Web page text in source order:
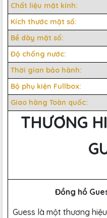
Chất liệu mặt kính:
Kích thước mặt số:
Bề dày mặt số:
Độ chống nước:
Thời gian bảo hành:
Bộ phụ kiện Fullbox:
Giao hàng Toàn quốc:
THƯƠNG
Đồng hồ
Guess là một thương